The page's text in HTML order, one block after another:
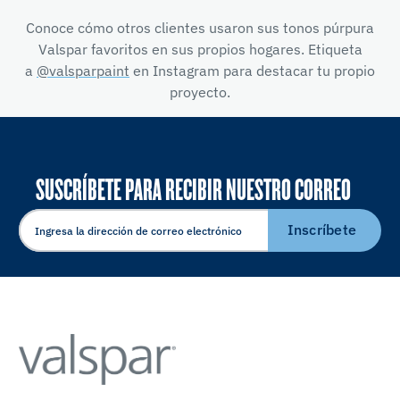
Conoce cómo otros clientes usaron sus tonos púrpura
Valspar favoritos en sus propios hogares. Etiqueta
a @valsparpaint en Instagram para destacar tu propio
proyecto.
SUSCRÍBETE PARA RECIBIR NUESTRO CORREO
ELECTRÓNICO
Inscríbete